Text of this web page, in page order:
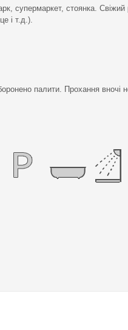
супермаркет, стоянка. Свіжий
і т.д.).
палити. Прохання вночі